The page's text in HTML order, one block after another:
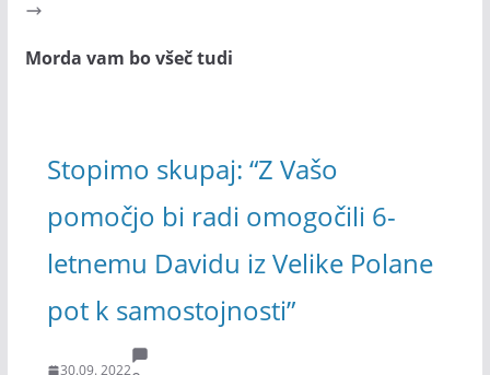
Morda vam bo všeč tudi
Stopimo skupaj: “Z Vašo
pomočjo bi radi omogočili 6-
letnemu Davidu iz Velike Polane
pot k samostojnosti”
30.09. 2022